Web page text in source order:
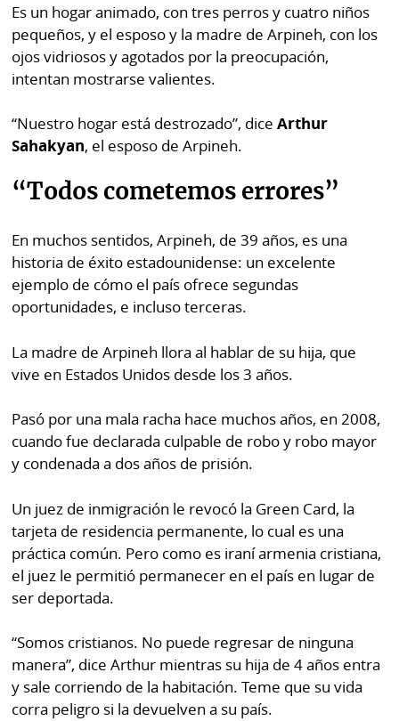
Corprensa
por
Hoy
⌾
Picante
⌾
Repregunta
Cual
⌾
Sin
Censura
Es un hogar animado, con tres perros y cuatro niños
pequeños, y el esposo y la madre de Arpineh, con los
ojos vidriosos y agotados por la preocupación,
intentan mostrarse valientes.
“Nuestro hogar está destrozado”, diceArthur
Sahakyan, el esposo de Arpineh.
“Todos cometemos errores”
En muchos sentidos, Arpineh, de 39 años, es una
historia de éxito estadounidense: un excelente
ejemplo de cómo el país ofrece segundas
oportunidades, e incluso terceras.
La madre de Arpineh llora al hablar de su hija, que
vive en Estados Unidos desde los 3 años.
Pasó por una mala racha hace muchos años, en 2008,
cuando fue declarada culpable de robo y robo mayor
y condenada a dos años de prisión.
Un juez de inmigración le revocó la Green Card, la
tarjeta de residencia permanente, lo cual es una
práctica común. Pero como es iraní armenia cristiana,
el juez le permitió permanecer en el país en lugar de
ser deportada.
“Somos cristianos. No puede regresar de ninguna
manera”, dice Arthur mientras su hija de 4 años entra
y sale corriendo de la habitación. Teme que su vida
corra peligro si la devuelven a su país.